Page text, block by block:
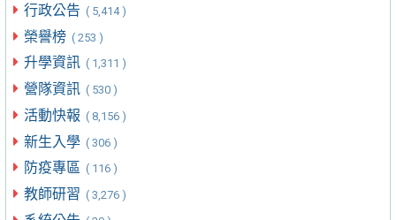
行政公告 ( 5,414 )
榮譽榜 ( 253 )
升學資訊 ( 1,311 )
營隊資訊 ( 530 )
活動快報 ( 8,156 )
新生入學 ( 306 )
防疫專區 ( 116 )
教師研習 ( 3,276 )